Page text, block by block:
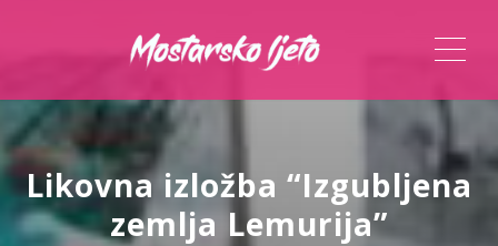
Likovna izložba “Izgubljena
zemlja Lemurija”